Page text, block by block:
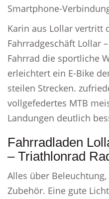
Smartphone-
Karin aus Lollar vertritt
Fahrradgeschäft Lollar
Fahrrad die sportliche
erleichtert ein E-Bike
steilen Strecken.
vollgefedertes MTB
Landungen deutlich
Fahrradladen
– Triathlonrad
Alles über
Zubehör. Eine gute